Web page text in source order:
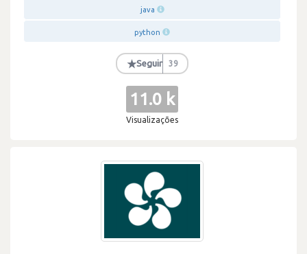
java
python
★Seguir 39
11.0 k
Visualizações